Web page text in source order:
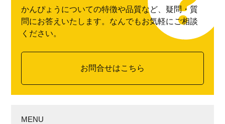
かんぴょうについての特徴や品質など、疑問・質
問にお答えいたします。なんでもお気軽にご相談
ください。
お問合せはこちら
MENU